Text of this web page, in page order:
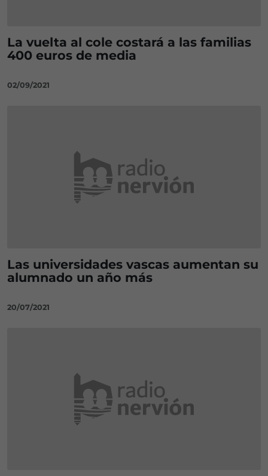
La vuelta al cole costará a las familias
400 euros de media
02/09/2021
Las universidades vascas aumentan su
alumnado un año más
20/07/2021